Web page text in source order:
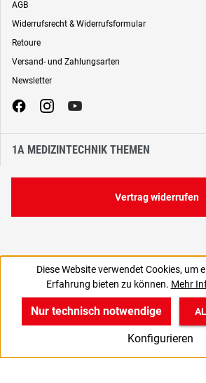
AGB
Widerrufsrecht & Widerrufsformular
Retoure
Versand- und Zahlungsarten
Newsletter
1A MEDIZINTECHNIK THEMEN
Vertrag widerrufen
Diese Website verwendet Cookies, um
Erfahrung bieten zu können. Mehr
Nur technisch notwendige
Konfigurieren
v
Produkte